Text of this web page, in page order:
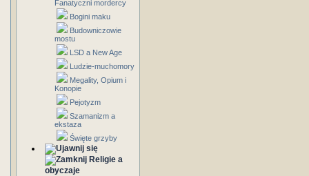
Fanatyczni mordercy
Bogini maku
Budowniczowie
mostu
LSD a New Age
Ludzie-muchomory
Megality, Opium i
Konopie
Pejotyzm
Szamanizm a
ekstaza
Święte grzyby
Religie a
obyczaje